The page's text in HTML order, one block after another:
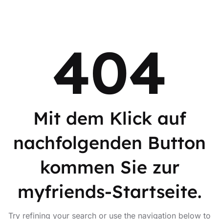
404
Mit dem Klick auf
nachfolgenden Button
kommen Sie zur
myfriends-Startseite.
Try refining your search or use the navigation below to